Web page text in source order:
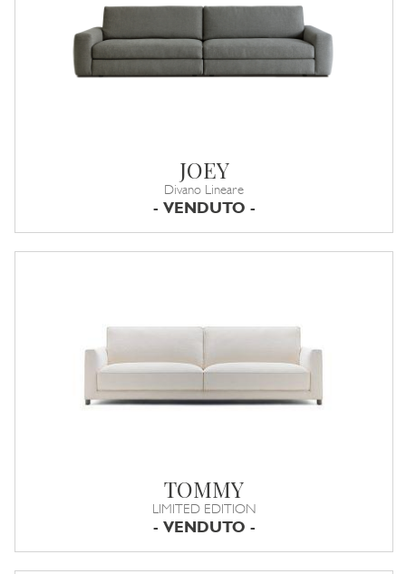
JOEY
Divano Lineare
- VENDUTO -
TOMMY
LIMITED EDITION
- VENDUTO -